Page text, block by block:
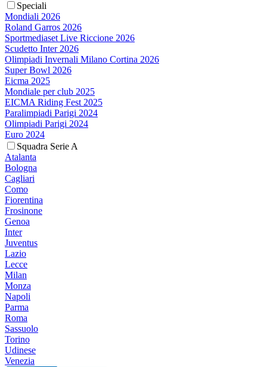
Speciali
Mondiali 2026
Roland Garros 2026
Sportmediaset Live Riccione 2026
Scudetto Inter 2026
Olimpiadi Invernali Milano Cortina 2026
Super Bowl 2026
Eicma 2025
Mondiale per club 2025
EICMA Riding Fest 2025
Paralimpiadi Parigi 2024
Olimpiadi Parigi 2024
Euro 2024
Squadra Serie A
Atalanta
Bologna
Cagliari
Como
Fiorentina
Frosinone
Genoa
Inter
Juventus
Lazio
Lecce
Milan
Monza
Napoli
Parma
Roma
Sassuolo
Torino
Udinese
Venezia